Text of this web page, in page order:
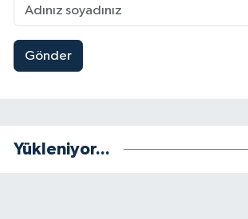
Gönder
Yükleniyor...